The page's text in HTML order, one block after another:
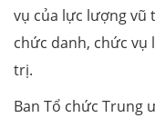
vụ của lực lượng vũ
chức danh, chức
trị.
Ban Tổ chức Trung